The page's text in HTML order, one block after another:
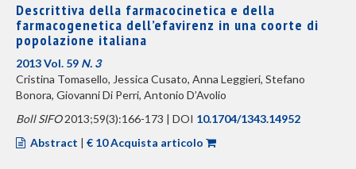
Descrittiva della farmacocinetica e della
farmacogenetica dell’efavirenz in una coorte di
popolazione italiana
2013 Vol. 59 N. 3
Cristina Tomasello, Jessica Cusato, Anna Leggieri, Stefano
Bonora, Giovanni Di Perri, Antonio D’Avolio
Boll SIFO2013;59(3):166-173 | DOI 10.1704/1343.14952
Abstract | € 10 Acquista articolo